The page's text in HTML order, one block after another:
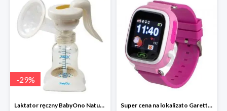
-29%
Laktator ręczny BabyOno Naturel Super cena na lokalizato Garett Kids2